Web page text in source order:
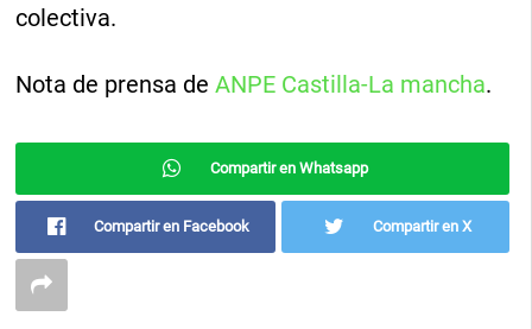
colectiva.
Nota de prensa deANPE Castilla-La mancha.
Compartir en Whatsapp
Compartir en Facebook Compartir en X